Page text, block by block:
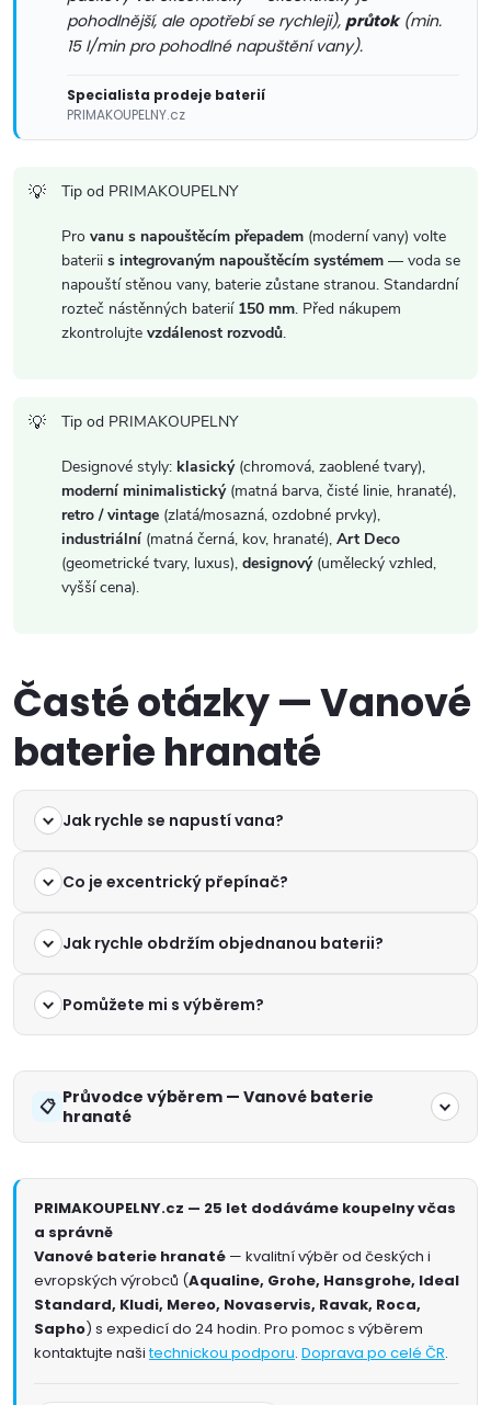
p
pohodlnější, ale opotřebí se rychleji), průtok(min.
15 l/min pro pohodlné napuštění vany).
Specialista prodeje baterií
PRIMAKOUPELNY.cz
Tip od PRIMAKOUPELNY
Pro vanu s napouštěcím přepadem (moderní vany) volte
baterii s integrovaným napouštěcím systémem — voda se
napouští stěnou vany, baterie zůstane stranou. Standardní
rozteč nástěnných baterií 150 mm. Před nákupem
zkontrolujte vzdálenost rozvodů.
Tip od PRIMAKOUPELNY
Designové styly: klasický(chromová, zaoblené tvary),
moderní minimalistický(matná barva, čisté linie, hranaté),
retro / vintage (zlatá/mosazná, ozdobné prvky),
industriální (matná černá, kov, hranaté), Art Deco
(geometrické tvary, luxus), designový(umělecký vzhled,
vyšší cena).
Časté otázky — Vanové
baterie hranaté
Jak rychle se napustí vana?
Co je excentrický přepínač?
Jak rychle obdržím objednanou baterii?
Pomůžete mi s výběrem?
Průvodce výběrem — Vanové baterie
hranaté
PRIMAKOUPELNY.cz — 25 let dodáváme koupelny včas
a správně
Vanové baterie hranaté — kvalitní výběr od českých i
evropských výrobců (Aqualine, Grohe, Hansgrohe, Ideal
Standard, Kludi, Mereo, Novaservis, Ravak, Roca,
Sapho) s expedicí do 24 hodin. Pro pomoc s výběrem
kontaktujte našitechnickou podporu. Doprava po celé ČR.